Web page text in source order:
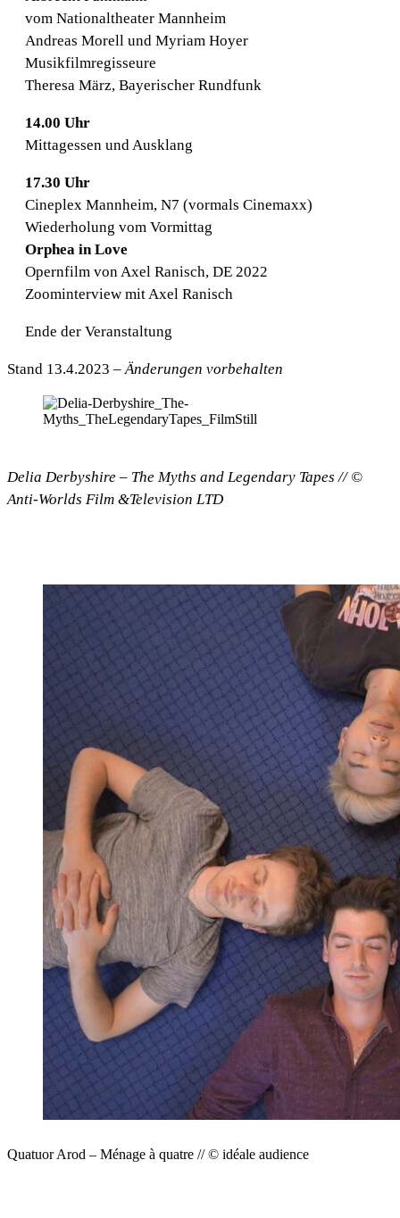
vom Nationaltheater Mannheim
Andreas Morell und Myriam Hoyer
Musikfilmregisseure
Theresa März, Bayerischer Rundfunk
14.00 Uhr
Mittagessen und Ausklang
17.30 Uhr
Cineplex Mannheim, N7 (vormals Cinemaxx)
Wiederholung vom Vormittag
Orphea in Love
Opernfilm von Axel Ranisch, DE 2022
Zoominterview mit Axel Ranisch
Ende der Veranstaltung
Stand 13.4.2023 – Änderungen vorbehalten
Delia Derbyshire – The Myths and Legendary Tapes // ©
Anti-Worlds Film &Television LTD
Quatuor Arod – Ménage à quatre // © idéale audience